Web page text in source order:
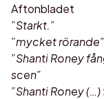
Aftonbladet
”Starkt.”
”mycket rörande”
”Shanti Roney
scen”
”Shanti Roney